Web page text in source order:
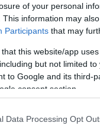
of your personal
This information may
Participants that may
that this website/app
but not limited
to Google and its third-
consent section.
Data Processing Opt
που έχει